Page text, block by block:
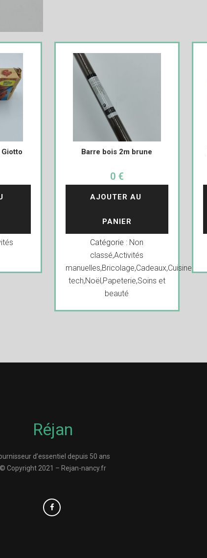
Barre bois 2m brune
0 €
AJOUTER AU
PANIER
Catégorie : Non
classé,Activités
manuelles,Bricolage,Cadeaux,Cuisine
tech,Noël,Papeterie,Soins et
beauté
Réjan
d’essentiel depuis 50 ans
© Copyright 2021 – Rejan-nancy.fr